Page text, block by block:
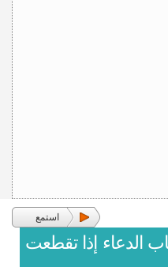
استمع
الدعاء إذا تقطعت